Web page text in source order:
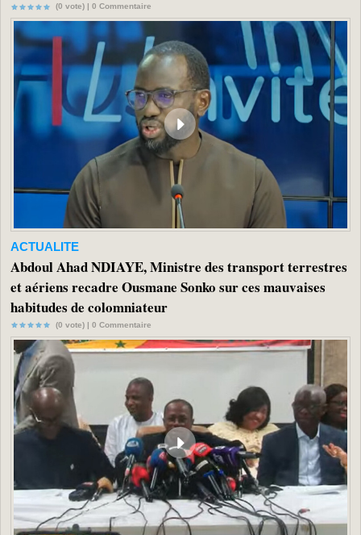
(0 vote) | 0 Commentaire
ACTUALITE
Abdoul Ahad NDIAYE, Ministre des transport terrestres
et aériens recadre Ousmane Sonko sur ces mauvaises
habitudes de colomniateur
(0 vote) | 0 Commentaire